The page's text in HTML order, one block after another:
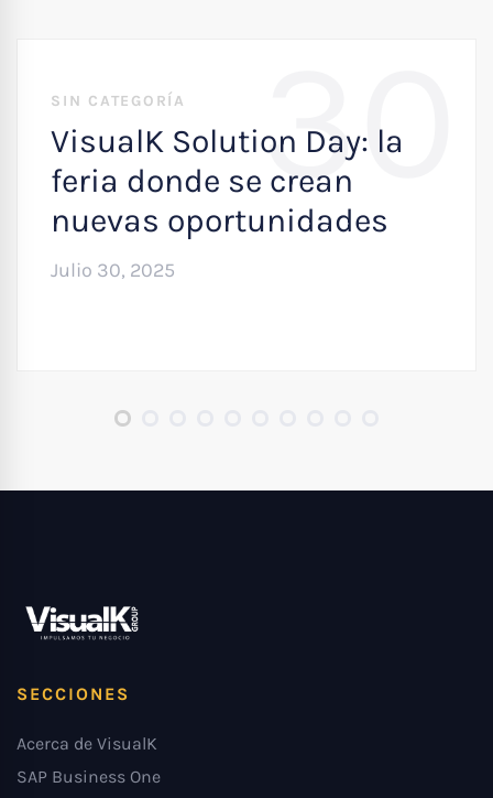
30
SIN CATEGORÍA
VisualK Solution Day: la
feria donde se crean
nuevas oportunidades
Julio 30, 2025
SECCIONES
Acerca de VisualK
SAP Business One